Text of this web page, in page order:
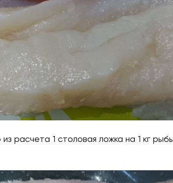
расчета 1 столовая ложка на 1 кг